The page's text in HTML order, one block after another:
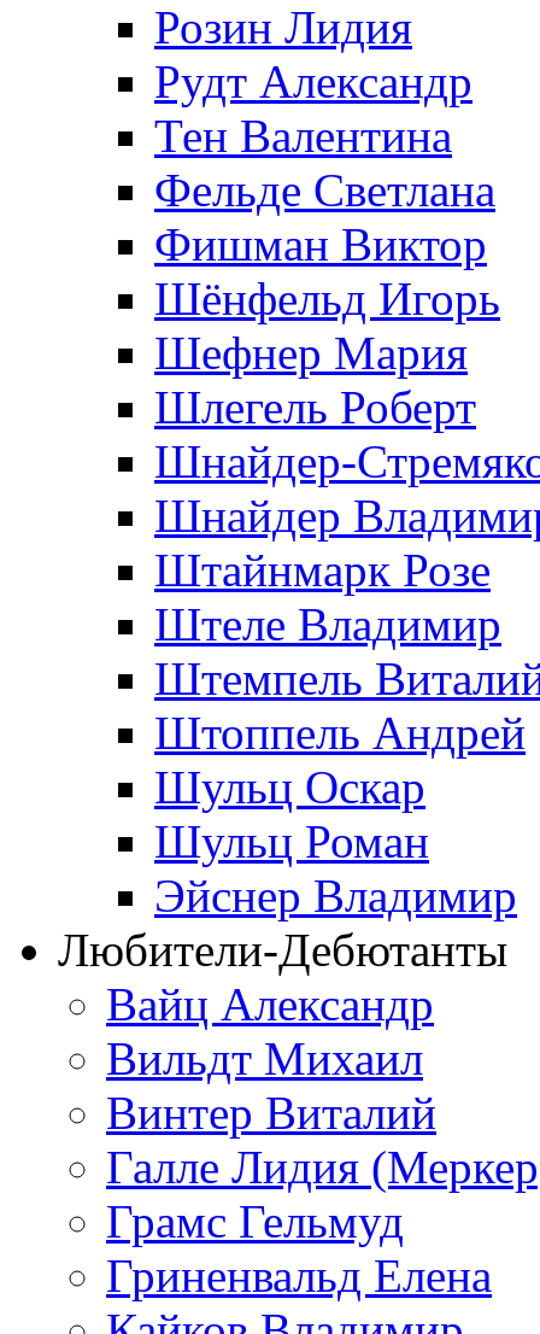
Розин Лидия
Рудт Александр
Тен Валентина
Фельде Светлана
Фишман Виктор
Шёнфельд Игорь
Шефнер Мария
Шлегель Роберт
Шнайдер-
Шнайдер
Штайнмарк Розe
Штеле Владимир
Штемпель
Штоппель Андрей
Шульц Оскар
Шульц Роман
Эйснер Владимир
Любители-Дебютанты
Вайц Александр
Вильдт Михаил
Винтер Виталий
Галле Лидия
Грамс Гельмуд
Гриненвальд Елена